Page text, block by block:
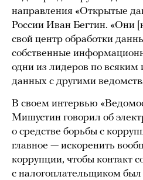
направления «Открытые
России Иван Бегтин. «Они
свой центр обработки
собственные
одни из лидеров по всяким
данных с другими
В своем интервью
Мишустин говорил об
о средстве борьбы с
главное — искоренить
коррупции, чтобы контакт
с налогоплательщиком